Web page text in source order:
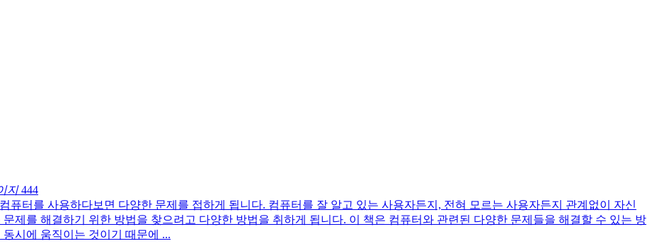
지444
컴퓨터를 사용하다보면 다양한 문제를 접하게 됩니다. 컴퓨터를 잘 알고 있는 사용자든지, 전혀 모르는 사용자든지 관계없이 자신
제를 해결하기 위한 방법을 찾으려고 다양한 방법을 취하게 됩니다. 이 책은 컴퓨터와 관련된 다양한 문제들을 해결할 수 있는 방
시에 움직이는 것이기 때문에 ...